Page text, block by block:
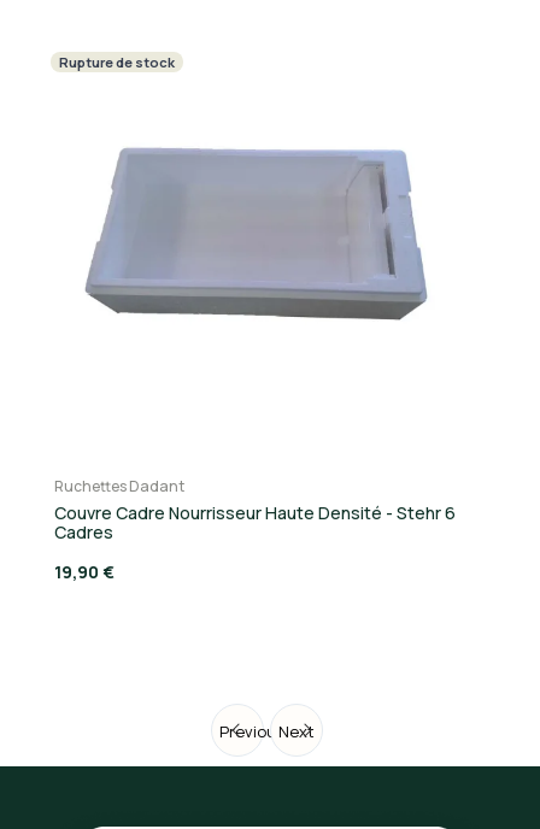
Previous
Rupture de stock
Ruchettes Dadant
Couvre Cadre Nourrisseur Haute Densité - Stehr 6
Cadres
19,90 €
Next